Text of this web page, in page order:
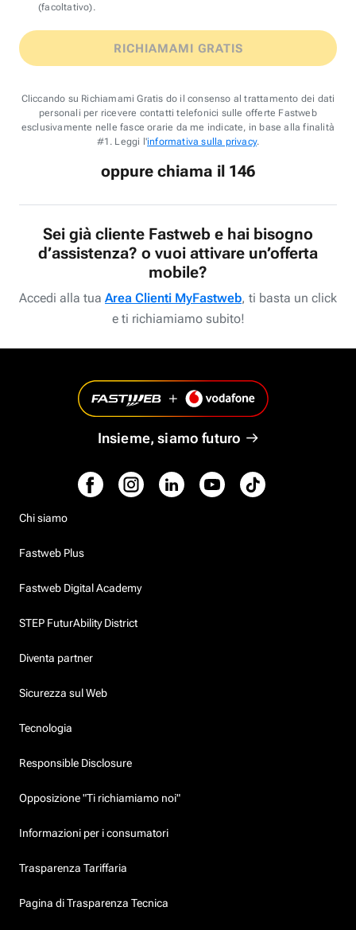
(facoltativo).
RICHIAMAMI GRATIS
Cliccando su Richiamami Gratis do il consenso al trattamento dei dati
personali per ricevere contatti telefonici sulle offerte Fastweb
esclusivamente nelle fasce orarie da me indicate, in base alla finalità
#1. Leggi l'informativa sulla privacy.
oppure chiama il 146
Sei già cliente Fastweb e hai bisogno
d’assistenza? o vuoi attivare un’offerta
mobile?
Accedi alla tua Area Clienti MyFastweb, ti basta un click
e ti richiamiamo subito!
Insieme, siamo futuro
Chi siamo
Fastweb Plus
Fastweb Digital Academy
STEP FuturAbility District
Diventa partner
Sicurezza sul Web
Tecnologia
Responsible Disclosure
Opposizione "Ti richiamiamo noi"
Informazioni per i consumatori
Trasparenza Tariffaria
Pagina di Trasparenza Tecnica